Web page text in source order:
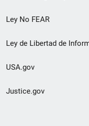
página
Ley No FEAR
Ley de Libertad de
USA.gov
Justice.gov